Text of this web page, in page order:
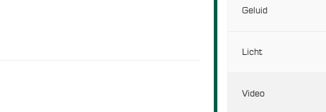
Geluid
Licht
Video